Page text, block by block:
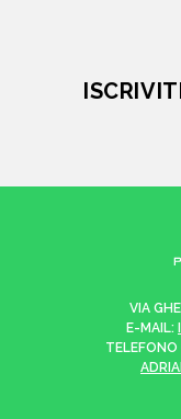
VIA
E-MAIL:
TELEFONO